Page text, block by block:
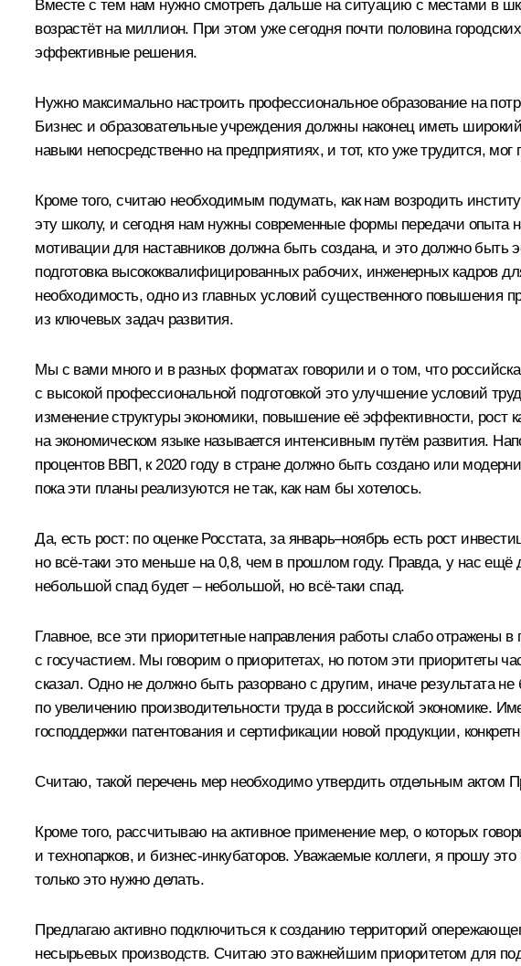
Вместе с тем нам нужно смотреть дальше на ситуацию с местами в
возрастёт на миллион. При этом уже сегодня почти половина
эффективные решения.
Нужно максимально настроить профессиональное образование на
Бизнес и образовательные учреждения должны наконец иметь
навыки непосредственно на предприятиях, и тот, кто уже трудится,
Кроме того, считаю необходимым подумать, как нам возродить
эту школу, и сегодня нам нужны современные формы передачи опыта
мотивации для наставников должна быть создана, и это должно быть
подготовка высококвалифицированных рабочих, инженерных кадров
необходимость, одно из главных условий существенного повышения
из ключевых задач развития.
Мы с вами много и в разных форматах говорили и о том, что
с высокой профессиональной подготовкой это улучшение условий
изменение структуры экономики, повышение её эффективности, рост
на экономическом языке называется интенсивным путём развития.
процентов ВВП, к 2020 году в стране должно быть создано или
пока эти планы реализуются не так, как нам бы хотелось.
Да, есть рост: по оценке Росстата, за январь–ноябрь есть рост
но всё‑таки это меньше на 0,8, чем в прошлом году. Правда, у нас ещё
небольшой спад будет – небольшой, но всё‑таки спад.
Главное, все эти приоритетные направления работы слабо отражены
с госучастием. Мы говорим о приоритетах, но потом эти приоритеты
сказал. Одно не должно быть разорвано с другим, иначе результата
по увеличению производительности труда в российской
господдержки патентования и сертификации новой продукции,
Считаю, такой перечень мер необходимо утвердить отдельным актом
Кроме того, рассчитываю на активное применение мер, о которых
и технопарков, и бизнес-инкубаторов. Уважаемые коллеги, я прошу
только это нужно делать.
Предлагаю активно подключиться к созданию территорий
несырьевых производств. Считаю это важнейшим приоритетом для